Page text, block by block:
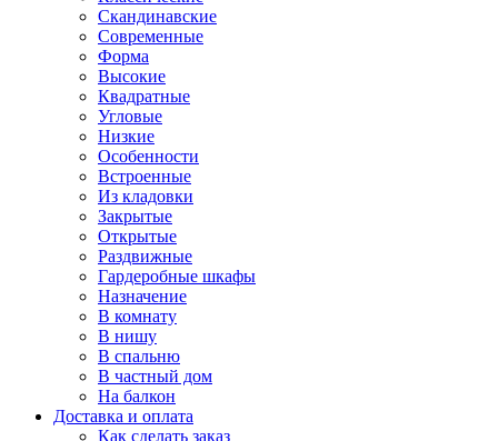
Скандинавские
Современные
Форма
Высокие
Квадратные
Угловые
Низкие
Особенности
Встроенные
Из кладовки
Закрытые
Открытые
Раздвижные
Гардеробные шкафы
Назначение
В комнату
В нишу
В спальню
В частный дом
На балкон
Доставка и оплата
Как сделать заказ